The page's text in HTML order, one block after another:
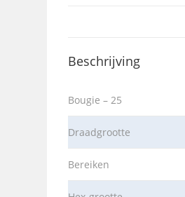
Beschrijving
Bougie – 25
Draadgrootte
Bereiken